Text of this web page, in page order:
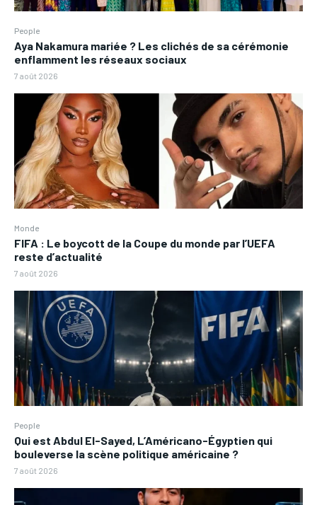
People
Aya Nakamura mariée ? Les clichés de sa cérémonie
enflamment les réseaux sociaux
7 août 2026
Monde
FIFA : Le boycott de la Coupe du monde par l’UEFA
reste d’actualité
7 août 2026
People
Qui est Abdul El-Sayed, L’Américano-Égyptien qui
bouleverse la scène politique américaine ?
7 août 2026